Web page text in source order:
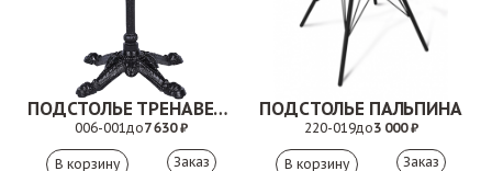
ПОДСТОЛЬЕ ТРЕНАВЕРА
006-001до7 630 ₽
Заказ
ПОДСТОЛЬЕ ПАЛЬПИНА
220-019до3 000 ₽
Заказ